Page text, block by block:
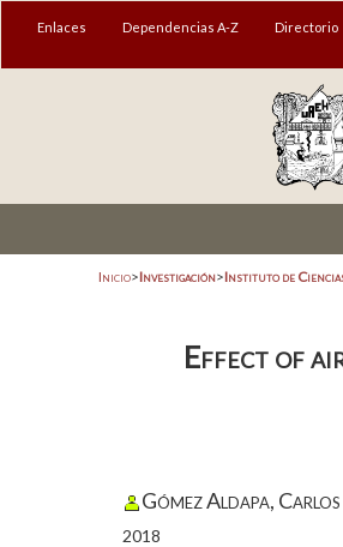
Enlaces Dependencias A-Z Directorio
Inicio>Investigación>Instituto de
Effect of
Gómez Aldapa,
2018